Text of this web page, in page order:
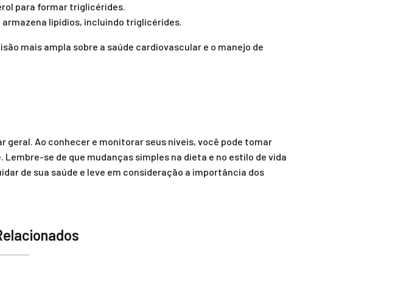
para formar triglicérides.
lipídios, incluindo triglicérides.
mais ampla sobre a saúde cardiovascular e o manejo de
Ao conhecer e monitorar seus níveis, você pode tomar
se de que mudanças simples na dieta e no estilo de vida
de sua saúde e leve em consideração a importância dos